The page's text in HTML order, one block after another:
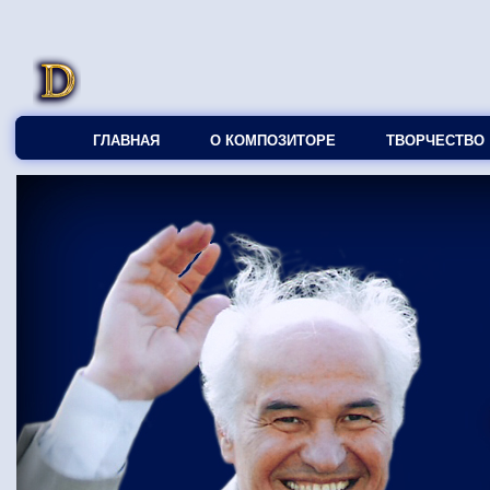
ГЛАВНАЯ О КОМПОЗИТОРЕ ТВОРЧЕСТВО